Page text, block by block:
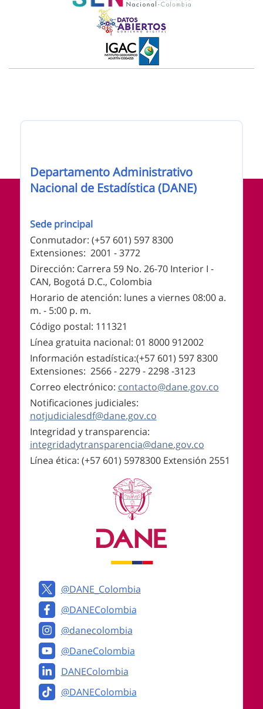
Información de pie de página
Nombre de la entidad
Departamento Administrativo
Nacional de Estadística (DANE)
Sede principal
Conmutador: (+57 601) 597 8300
Extensiones: 2001 - 3772
Dirección: Carrera 59 No. 26-70 Interior I -
CAN, Bogotá D.C., Colombia
Horario de atención: lunes a viernes 08:00 a.
m. - 5:00 p. m.
Código postal: 111321
Línea gratuita nacional: 01 8000 912002
Información estadística:(+57 601) 597 8300
Extensiones: 2566 - 2279 - 2298 -3123
Correo electrónico: contacto@dane.gov.co
Notificaciones judiciales:
notjudicialesdf@dane.gov.co
Integridad y transparencia:
integridadytransparencia@dane.gov.co
Línea ética: (+57 601) 5978300 Extensión 2551
Logos institucionales
@DANE_Colombia
@DANEColombia
@danecolombia
@DaneColombia
DANEColombia
@DANEColombia